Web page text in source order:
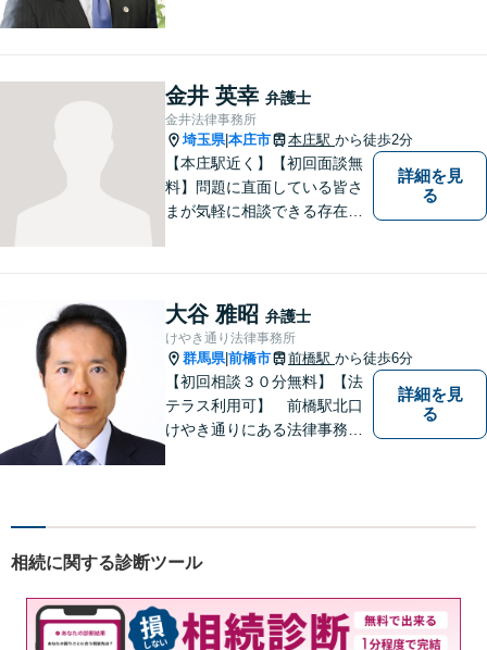
ドバイス。交通事故・刑事事
件・労働問題など、幅広い事
案に対応。高崎・前橋・太
田・伊勢崎などからのご相談
も可能です
金井 英幸 弁護士
金井法律事務所
埼玉県|本庄市 本庄駅 から徒歩2分
【本庄駅近く】【初回面談無
料】問題に直面している皆さ
まが気軽に相談できる存在に
／休日対応可能】公平・公正
な立場から、事件の見通しを
正確に伝えます。お気軽にご
相談ください。
詳細を見
る
大谷 雅昭 弁護士
けやき通り法律事務所
群馬県|前橋市 前橋駅 から徒歩6分
【初回相談３０分無料】【法
テラス利用可】 前橋駅北口
けやき通りにある法律事務所
詳細を見
る
相続に関する診断ツール